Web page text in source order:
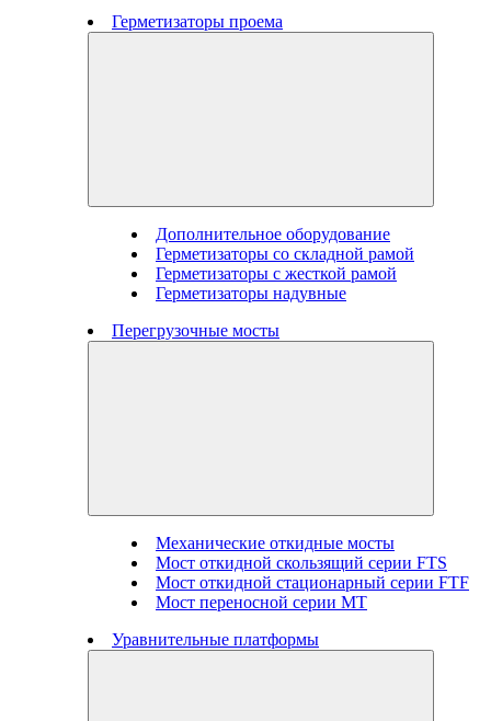
Герметизаторы проема
Дополнительное оборудование
Герметизаторы со складной рамой
Герметизаторы с жесткой рамой
Герметизаторы надувные
Перегрузочные мосты
Механические откидные мосты
Мост откидной скользящий серии FTS
Мост откидной стационарный серии FTF
Мост переносной серии MT
Уравнительные платформы